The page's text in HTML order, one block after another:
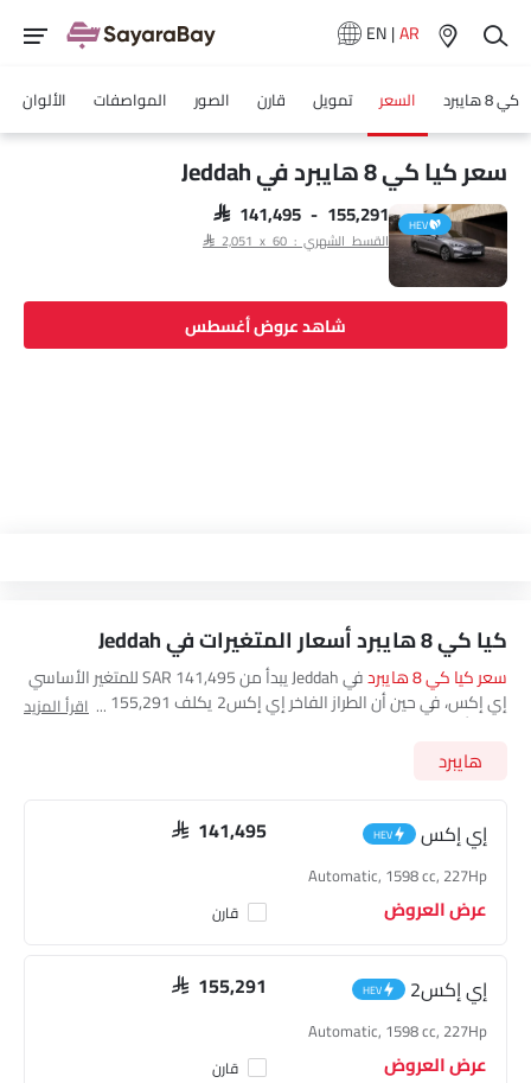
EN|AR
كي 8 هايبرد السعر تمويل قارن الصور المواصفات الألوان
سعر كيا كي 8 هايبرد في Jeddah
HEV
SAR 141,495 - 155,291
القسط الشهري : SAR 2,051 x 60
شاهد عروض أغسطس
كيا كي 8 هايبرد أسعار المتغيرات في Jeddah
سعر كيا كي 8 هايبرد
في Jeddah يبدأ من SAR 141,495 للمتغير الأساسي
إي إكس، في حين أن الطراز الفاخر إي إكس2 يكلف SAR 155,291. تفضل
بزيارة أقرب
العربيةالسعودية، تحقق من جميع أسعار الطرازات أدناه.
اقرأ المزيد
هايبرد
إي إكس HEV
SAR 141,495
Automatic, 1598 cc, 227Hp
عرض العروض قارن
إي إكس2 HEV
SAR 155,291
Automatic, 1598 cc, 227Hp
عرض العروض قارن